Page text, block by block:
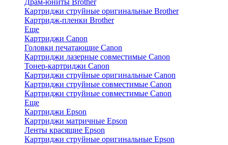
Драм-юниты Brother
Картриджи струйные оригинальные Brother
Картридж-пленки Brother
Еще
Картриджи Canon
Головки печатающие Canon
Картриджи лазерные совместимые Canon
Тонер-картриджи Canon
Картриджи струйные оригинальные Canon
Картриджи струйные совместимые Canon
Картриджи струйные совместимые Canon
Еще
Картриджи Epson
Картриджи матричные Epson
Ленты красящие Epson
Картриджи струйные оригинальные Epson